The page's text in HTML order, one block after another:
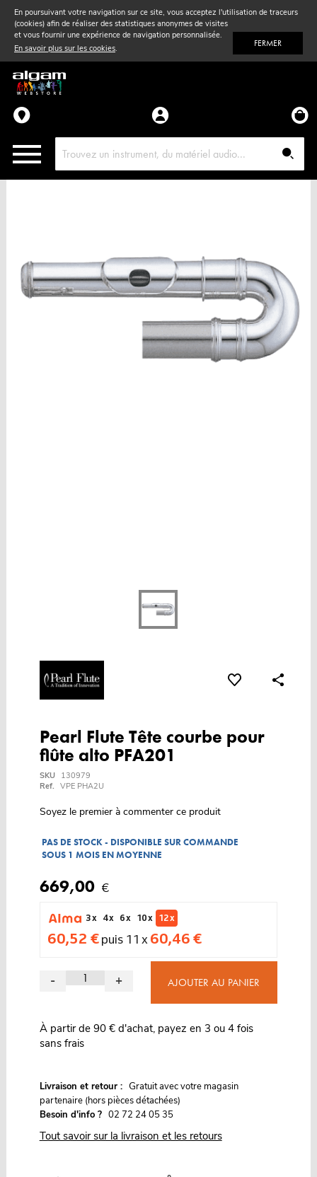
En poursuivant votre navigation sur ce site, vous acceptez l'utilisation de traceurs
(cookies) afin de réaliser des statistiques anonymes de visites
et vous fournir une expérience de navigation personnalisée.
En savoir plus sur les cookies. FERMER
Vent& Violon
Accessoires
Pièces détachées
Pearl Flute Tête courbe pour
flûte alto PFA201
SKU
130979
Ref. VPE PHA2U
Soyez le premier à commenter ce produit
PAS DE STOCK - DISPONIBLE SUR COMMANDE
SOUS 1 MOIS EN MOYENNE
669,00 €
3 x 4 x 6 x 10 x 12 x
60,52 €puis 11 x 60,46 €
- + AJOUTER AU PANIER
À partir de 90 € d'achat, payez en 3 ou 4 fois
sans frais
Livraison et retour : Gratuit avec votre magasin
partenaire (hors pièces détachées)
Besoin d'info ? 02 72 24 05 35
Tout savoir sur la livraison et les retours